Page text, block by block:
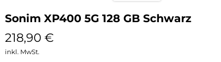
Sonim XP400 5G 128 GB Schwarz
218,90 €
inkl. MwSt.